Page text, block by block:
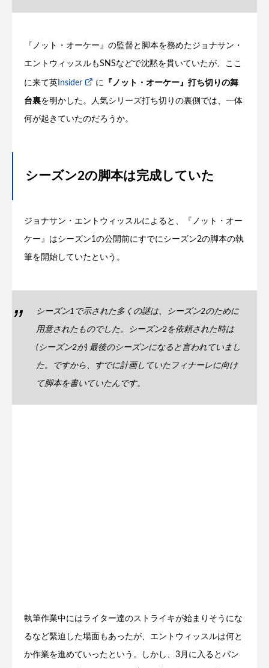
『ノット・オーケー』の監督と脚本を務めたジョナサン・
エントウィッスルもSNSなどで沈黙を貫いていたが、ここ
に来て英 Insider に 『ノット・オーケー』打ち切りの舞
台裏を明かした。人気シリーズ打ち切りの裏側では、一体
何が起きていたのだろうか。
シーズン2の脚本は完成していた
ジョナサン・エントウィッスルによると、『ノット・オー
ケー』はシーズン1の公開前にすでにシーズン2の脚本の執
筆を開始していたという。
シーズン1で示された多くの謎は、シーズン2のために
用意されたものでした。シーズン2を依頼された時は
(シーズン2が) 最後のシーズンになると言われていまし
た。ですから、すでに計画していたフィナーレに向け
て脚本を書いていたんです。
執筆作業中にはライター達のストライキが始まりそうにな
るなど緊迫した場面もあったが、エントウィッスルは何と
か作業を進めていったという。しかし、3月に入るとパン